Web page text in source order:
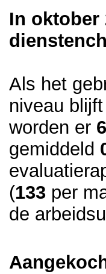
In oktober
Als het
niveau
worden er
gemiddeld
(133 per
de